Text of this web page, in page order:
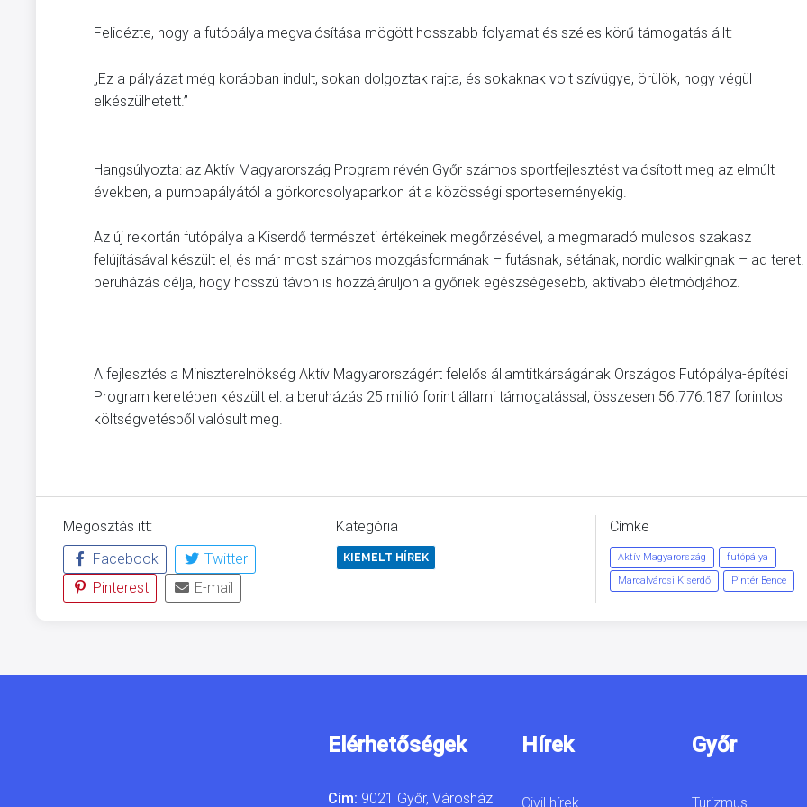
Felidézte, hogy a futópálya megvalósítása mögött hosszabb folyamat és széles körű támogatás állt:
„Ez a pályázat még korábban indult, sokan dolgoztak rajta, és sokaknak volt szívügye, örülök, hogy végül
elkészülhetett.”
Hangsúlyozta: az Aktív Magyarország Program révén Győr számos sportfejlesztést valósított meg az elmúlt
években, a pumpapályától a görkorcsolyaparkon át a közösségi sporteseményekig.
Az új rekortán futópálya a Kiserdő természeti értékeinek megőrzésével, a megmaradó mulcsos szakasz
felújításával készült el, és már most számos mozgásformának – futásnak, sétának, nordic walkingnak – ad teret.
beruházás célja, hogy hosszú távon is hozzájáruljon a győriek egészségesebb, aktívabb életmódjához.
A fejlesztés a Miniszterelnökség Aktív Magyarországért felelős államtitkárságának Országos Futópálya-építési
Program keretében készült el: a beruházás 25 millió forint állami támogatással, összesen 56.776.187 forintos
költségvetésből valósult meg.
Megosztás itt:
Facebook
Twitter
Pinterest
E-mail
Kategória
KIEMELT HÍREK
Címke
Aktív Magyarország
futópálya
Marcalvárosi Kiserdő
Pintér Bence
Elérhetőségek
Cím: 9021 Győr, Városház
Hírek
Civil hírek
Győr
Turizmus